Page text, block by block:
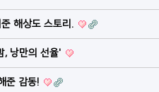
해상도 스토리.
, 낭만의 선율'
준 감동!